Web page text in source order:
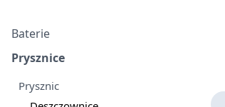
Baterie
Prysznice
Prysznic